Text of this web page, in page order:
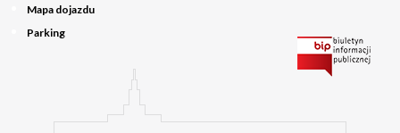
Mapa dojazdu
Parking